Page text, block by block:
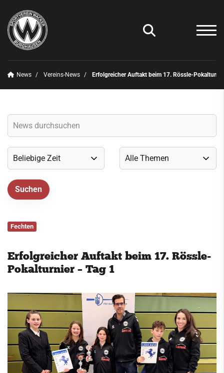
News Vereins-News Erfolgreicher Auftakt beim 17. Rössle-
Fechten
Erfolgreicher Auftakt beim 17. Rössle-
Pokalturnier – Tag 1
Vereins-News
Vereins-App/Vereinszeitung
Onlineshop
Sportdeutschland-News
Kontakt